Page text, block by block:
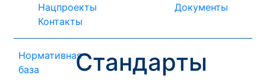
Нацпроекты
Документы
Контакты
Нормативная
база
Стандарты